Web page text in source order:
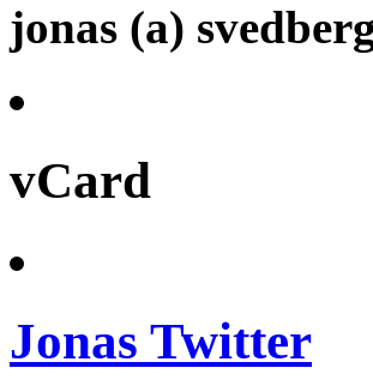
jonas (a)
vCard
Jonas Twitter